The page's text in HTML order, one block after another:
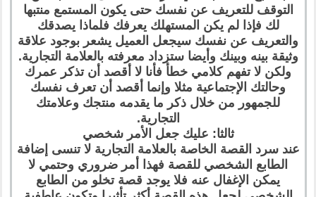
التوقف للتعريف عن نفسك حتى يكون المستمع منتبها
لك فإذا لم يكن المستهلك يعرفك فلماذا يصدقك
والتعريف عن نفسك سيجعل العميل يشعر بوجود علاقة
وثيقة بينه وبينك وأيضا ستزداد معرفته بالعلامة التجارية.
ولكن لا تفهم كلامي خطأ فأنا لا أقصد أن تذكر عمرك
وحالتك الإجتماعية مثلا وإنما أقصد أن تعرف نفسك
للجمهور من خلال ذكر ما يقدمه منتجك وعلامتك
التجارية.
ثالثا: عليك جعل الأمر شخصي
عند سرد القصة الخاصة بالعلامة التجارية لا تنسى إضافة
الطابع الشخصي للقصة فهذا أمر ضروري وحتمي لا
يمكن الإغفال عنه فلا يوجد قصة تخلو من الطابع